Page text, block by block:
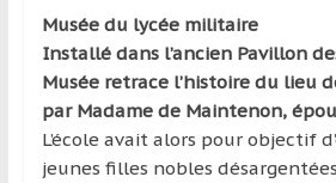
Musée du lycée militaire
Installé dans l’ancien Pavillon
Musée retrace l’histoire du lieu
par Madame de Maintenon,
L’école avait alors pour objectif
jeunes filles nobles